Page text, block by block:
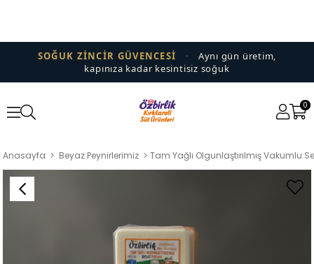
SOĞUK ZİNCİR GÜVENCESİ ·
Aynı gün üretim,
kapınıza kadar kesintisiz soğuk
0
Anasayfa Beyaz Peynirlerimiz Tam Yağlı Olgunlaştırılmış Vakumlu